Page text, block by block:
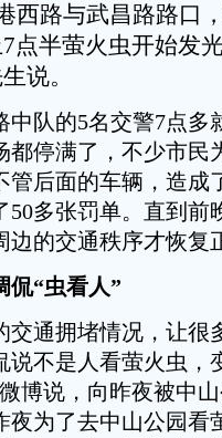
西路与武昌路路口
点半萤火虫开始发
说。
的5名交警7点多
都停满了，不少市民
管后面的车辆，造成
50多张罚单。直到前
边的交通秩序才恢复
“虫看人”
拥堵情况，让很
说不是人看萤火虫，
博说，向昨夜被中
夜为了去中山公园看